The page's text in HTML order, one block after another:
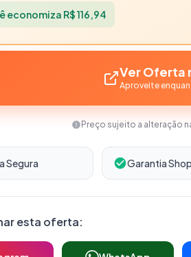
economiza R$ 116,94
Ver Oferta
Aproveite
Preço sujeito a alteração
Segura Garantia
esta oferta: